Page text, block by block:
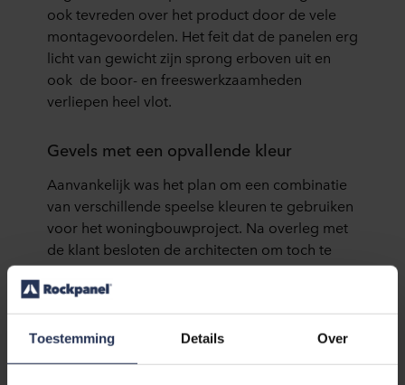
Toestemming Details Over
ook tevreden over het product door de vele
montagevoordelen. Het feit dat de panelen erg
licht van gewicht zijn sprong erboven uit en
ook de boor- en freeswerkzaamheden
verliepen heel vlot.
Gevels met een opvallende kleur
Aanvankelijk was het plan om een combinatie
van verschillende speelse kleuren te gebruiken
voor het woningbouwproject. Na overleg met
de klant besloten de architecten om toch te
kiezen voor een meer klassieke, gevel in één
kleur. Het idee was de keuze voor één
opvallende kleur een sterker effect zou creëren
en zo veel mogelijk aandacht zou trekken. Dat